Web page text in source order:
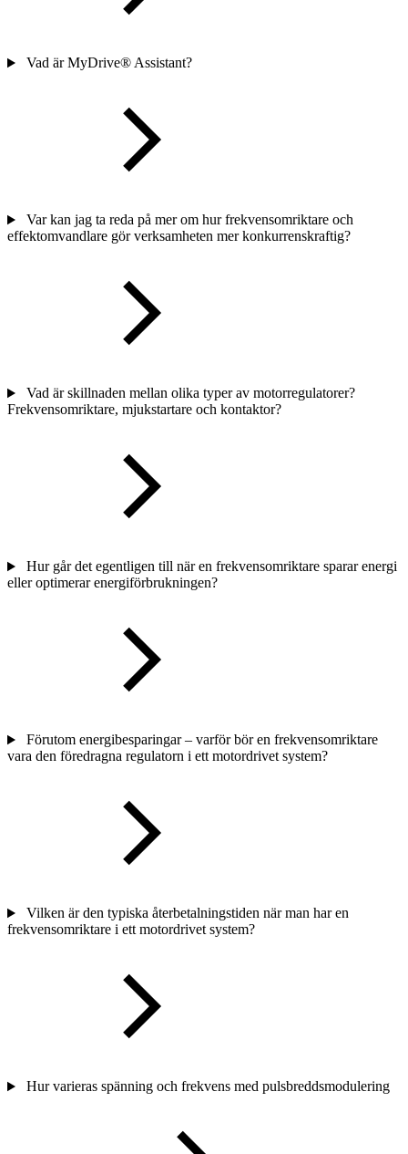
Vad är MyDrive® Assistant?
Var kan jag ta reda på mer om hur frekvensomriktare och
effektomvandlare gör verksamheten mer konkurrenskraftig?
Vad är skillnaden mellan olika typer av motorregulatorer?
Frekvensomriktare, mjukstartare och kontaktor?
Hur går det egentligen till när en frekvensomriktare sparar energi
eller optimerar energiförbrukningen?
Förutom energibesparingar – varför bör en frekvensomriktare
vara den föredragna regulatorn i ett motordrivet system?
Vilken är den typiska återbetalningstiden när man har en
frekvensomriktare i ett motordrivet system?
Hur varieras spänning och frekvens med pulsbreddsmodulering